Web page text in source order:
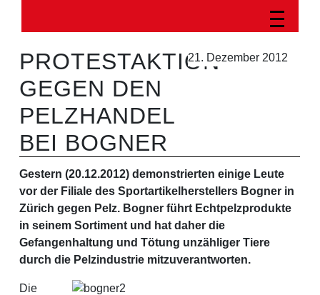
21. Dezember 2012
PROTESTAKTION
GEGEN DEN
PELZHANDEL
BEI BOGNER
Gestern (20.12.2012) demonstrierten einige Leute
vor der Filiale des Sportartikelherstellers Bogner in
Zürich gegen Pelz. Bogner führt Echtpelzprodukte
in seinem Sortiment und hat daher die
Gefangenhaltung und Tötung unzähliger Tiere
durch die Pelzindustrie mitzuverantworten.
Die